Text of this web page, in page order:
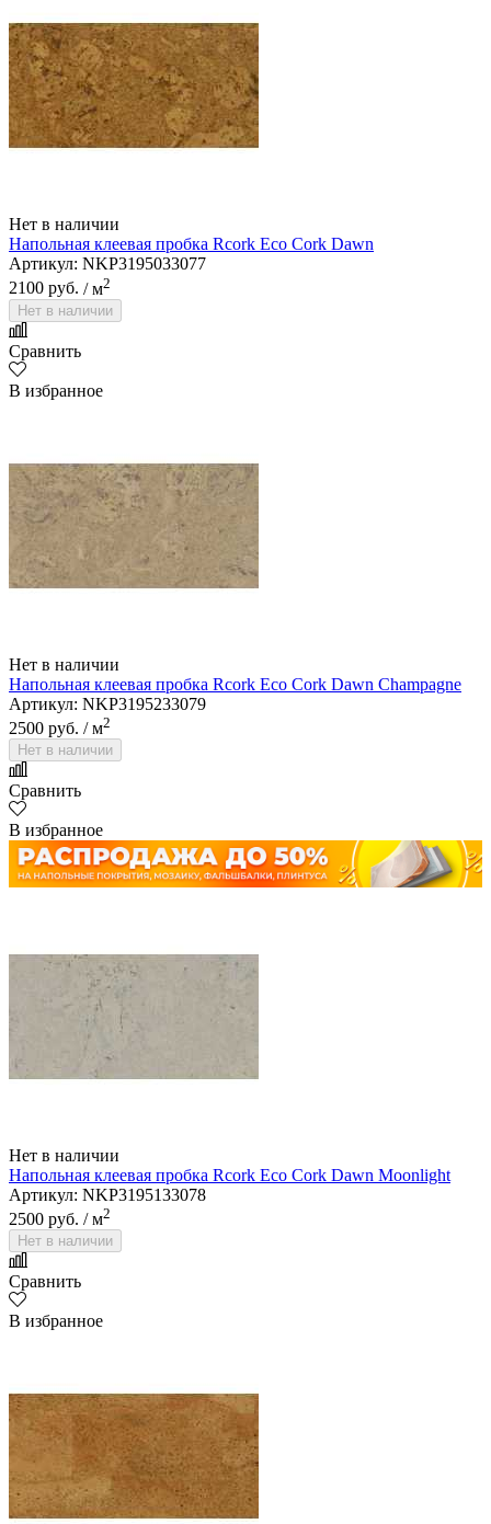
Нет в наличии
Напольная клеевая пробка Rcork Eco Cork Dawn
Артикул: NKP3195033077
2100 руб. / м2
Нет в наличии
Сравнить
В избранное
Нет в наличии
Напольная клеевая пробка Rcork Eco Cork Dawn Champagne
Артикул: NKP3195233079
2500 руб. / м2
Нет в наличии
Сравнить
В избранное
Нет в наличии
Напольная клеевая пробка Rcork Eco Cork Dawn Moonlight
Артикул: NKP3195133078
2500 руб. / м2
Нет в наличии
Сравнить
В избранное